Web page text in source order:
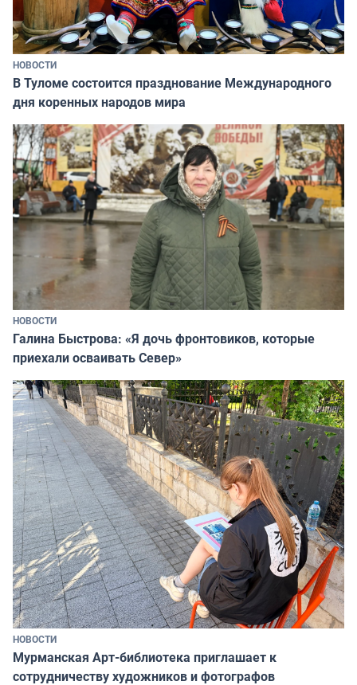
НОВОСТИ
В Туломе состоится празднование Международного
дня коренных народов мира
НОВОСТИ
Галина Быстрова: «Я дочь фронтовиков, которые
приехали осваивать Север»
НОВОСТИ
Мурманская Арт-библиотека приглашает к
сотрудничеству художников и фотографов